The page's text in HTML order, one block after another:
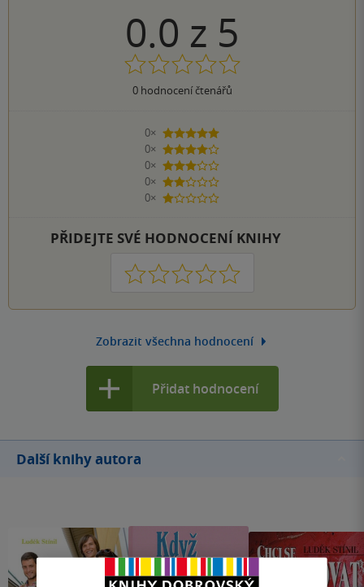
0.0 z 5
0hodnocení čtenářů
0×
5 hvězdiček
0×
4 hvězdičky
0×
3 hvězdičky
0×
2 hvězdičky
0×
1 hvezdička
PŘIDEJTE SVÉ HODNOCENÍ KNIHY
1 2 3 4 5
Zobrazit všechna hodnocení
Přidat hodnocení
Další knihy autora